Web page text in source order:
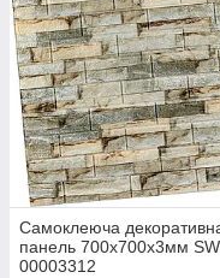
Самоклеюча
панель 700х700х3мм
00003312